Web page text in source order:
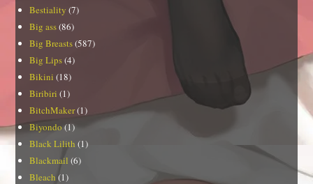
Bestiality (7)
Big ass(86)
Big Breasts(587)
Big Lips(4)
Bikini (18)
Biribiri (1)
BitchMaker(1)
Biyondo(1)
Black Lilith (1)
Blackmail (6)
Bleach (1)